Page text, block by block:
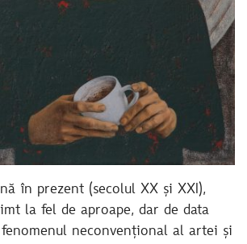
în prezent (secolul XX și XXI),
la fel de aproape, dar de data
neconvențional al artei și